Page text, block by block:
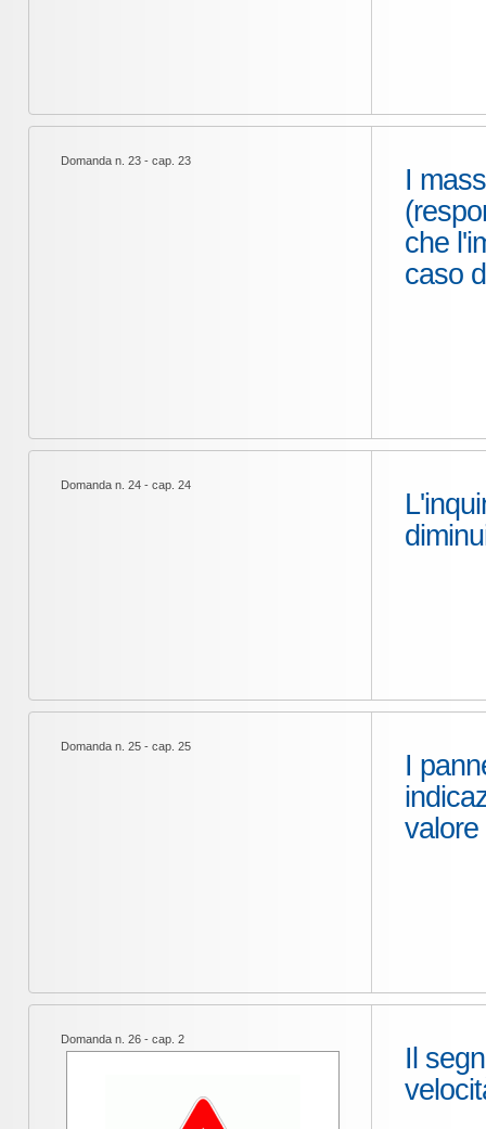
Domanda n. 23 - cap. 23
I
che
caso
Domanda n. 24 - cap. 24
Domanda n. 25 - cap. 25
I
valore
Domanda n. 26 - cap. 2
Il